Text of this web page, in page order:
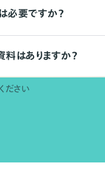
必要ですか？
はありますか？
ださい